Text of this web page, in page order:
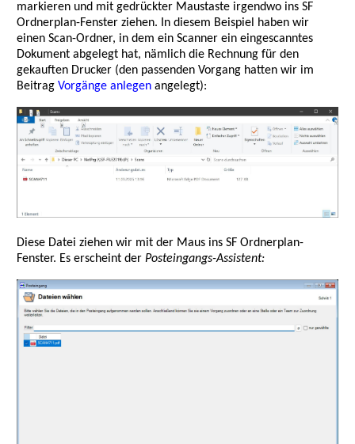
markieren und mit gedrückter Maustaste irgendwo ins SF
Ordnerplan-Fenster ziehen. In diesem Beispiel haben wir
einen Scan-Ordner, in dem ein Scanner ein eingescanntes
Dokument abgelegt hat, nämlich die Rechnung für den
gekauften Drucker (den passenden Vorgang hatten wir im
Beitrag Vorgänge anlegenangelegt):
Diese Datei ziehen wir mit der Maus ins SF Ordnerplan-
Fenster. Es erscheint der Posteingangs-Assistent: